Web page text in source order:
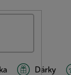
Dárky